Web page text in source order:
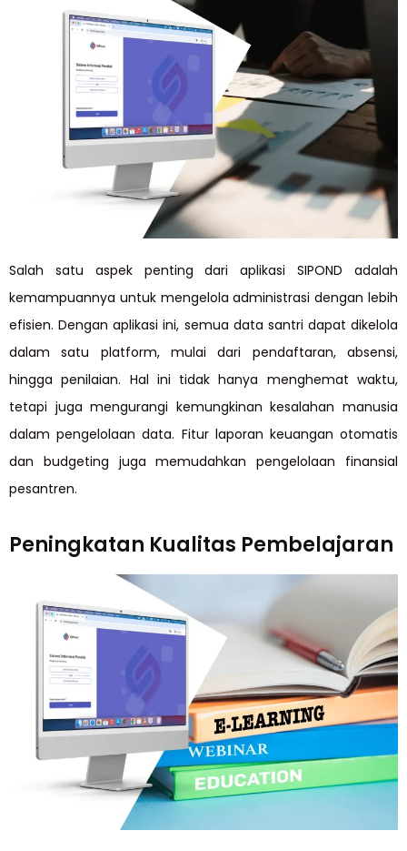
Salah satu aspek penting dari aplikasi SIPOND adalah
kemampuannya untuk mengelola administrasi dengan lebih
efisien. Dengan aplikasi ini, semua data santri dapat dikelola
dalam satu platform, mulai dari pendaftaran, absensi,
hingga penilaian. Hal ini tidak hanya menghemat waktu,
tetapi juga mengurangi kemungkinan kesalahan manusia
dalam pengelolaan data. Fitur laporan keuangan otomatis
dan budgeting juga memudahkan pengelolaan finansial
pesantren.
Peningkatan Kualitas Pembelajaran